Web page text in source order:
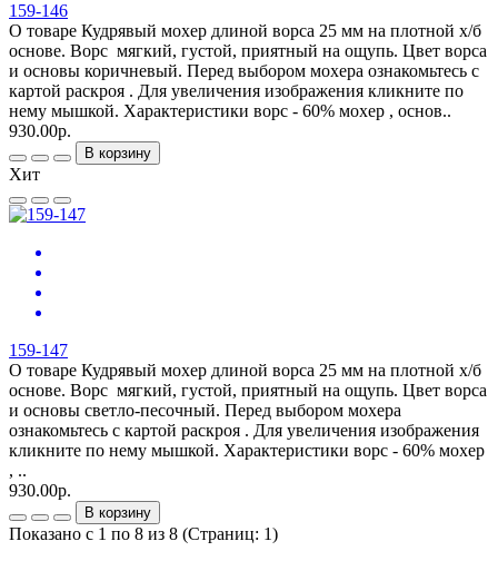
159-146
О товаре Кудрявый мохер длиной ворса 25 мм на плотной х/б
основе. Ворс мягкий, густой, приятный на ощупь. Цвет ворса
и основы коричневый. Перед выбором мохера ознакомьтесь с
картой раскроя . Для увеличения изображения кликните по
нему мышкой. Характеристики ворс - 60% мохер , основ..
930.00р.
В корзину
Хит
159-147
О товаре Кудрявый мохер длиной ворса 25 мм на плотной х/б
основе. Ворс мягкий, густой, приятный на ощупь. Цвет ворса
и основы светло-песочный. Перед выбором мохера
ознакомьтесь с картой раскроя . Для увеличения изображения
кликните по нему мышкой. Характеристики ворс - 60% мохер
, ..
930.00р.
В корзину
Показано с 1 по 8 из 8 (Страниц: 1)